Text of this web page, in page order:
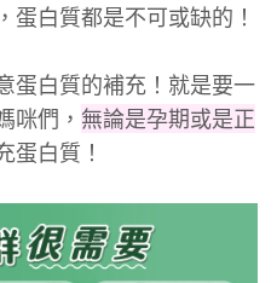
，蛋白質都是不可或缺的！
蛋白質的補充！就是要一
咪們， 無論是孕期或是正
蛋白質！